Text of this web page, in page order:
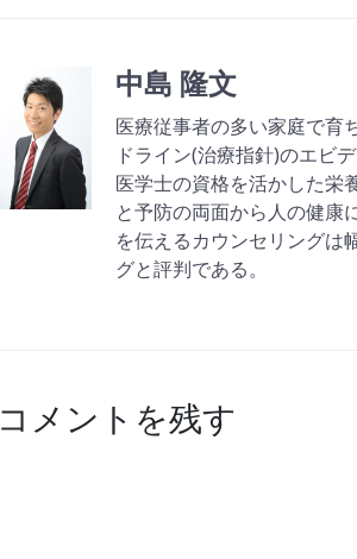
中島 隆文
医療従事者の多い家庭で育
ドライン(治療指針)のエビ
医学士の資格を活かした栄
と予防の両面から人の健康
を伝えるカウンセリングは
グと評判である。
コメントを残す